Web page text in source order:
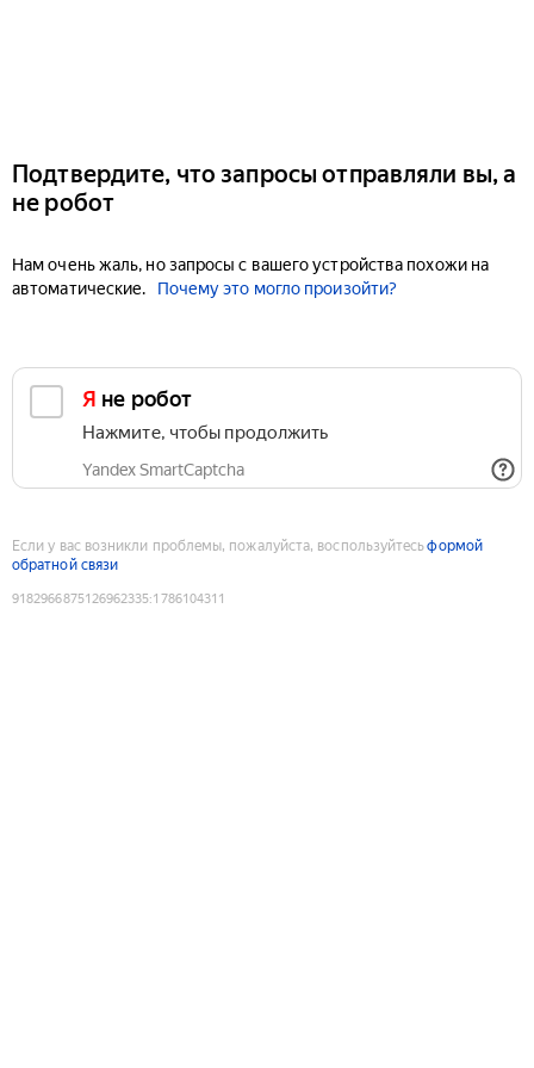
Подтвердите, что запросы отправляли вы, а
не робот
Нам очень жаль, но запросы с вашего устройства похожи на
автоматические.
Почему это могло произойти?
Я не робот
Нажмите, чтобы продолжить
Yandex SmartCaptcha
Если у вас возникли проблемы, пожалуйста, воспользуйтесьформой
обратной связи
9182966875126962335:1786104311